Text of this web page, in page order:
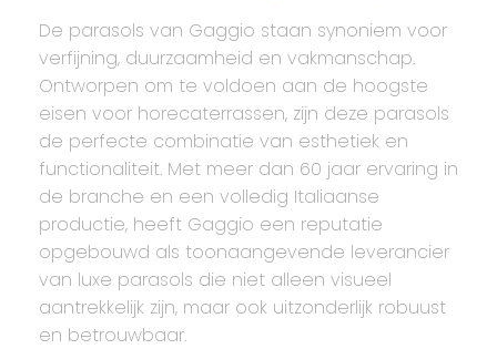
De parasols van Gaggio staan synoniem voor
verfijning, duurzaamheid en vakmanschap.
Ontworpen om te voldoen aan de hoogste
eisen voor horecaterrassen, zijn deze parasols
de perfecte combinatie van esthetiek en
functionaliteit. Met meer dan 60 jaar ervaring in
de branche en een volledig Italiaanse
productie, heeft Gaggio een reputatie
opgebouwd als toonaangevende leverancier
van luxe parasols die niet alleen visueel
aantrekkelijk zijn, maar ook uitzonderlijk robuust
en betrouwbaar.